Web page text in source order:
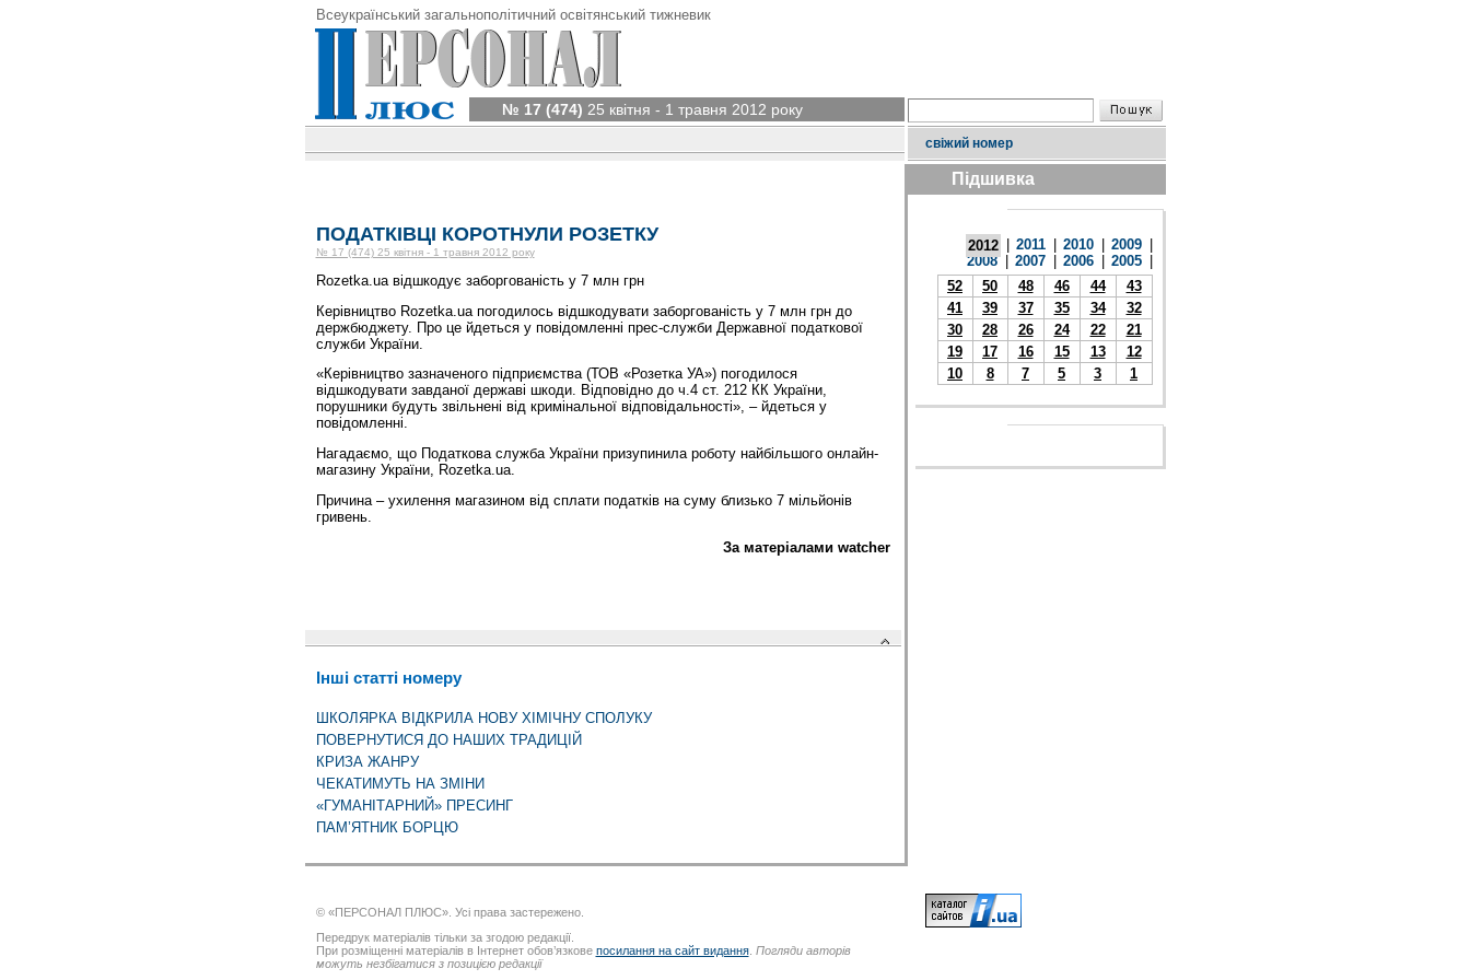
Всеукраїнський загальнополітичний освітянський тижневик
№ 17 (474) 25 квітня - 1 травня 2012 року
свіжий номер
ПОДАТКІВЦІ КОРОТНУЛИ РОЗЕТКУ
№ 17 (474) 25 квітня - 1 травня 2012 року
Rozetka.ua відшкодує заборгованість у 7 млн грн
Керівництво Rozetka.ua погодилось відшкодувати заборгованість у 7 млн грн до
держбюджету. Про це йдеться у повідомленні прес-служби Державної податкової
служби України.
«Керівництво зазначеного підприємства (ТОВ «Розетка УА») погодилося
відшкодувати завданої державі шкоди. Відповідно до ч.4 ст. 212 КК України,
порушники будуть звільнені від кримінальної відповідальності», – йдеться у
повідомленні.
Нагадаємо, що Податкова служба України призупинила роботу найбільшого онлайн-
магазину України, Rozetka.ua.
Причина – ухилення магазином від сплати податків на суму близько 7 мільйонів
гривень.
За матеріалами watcher
Інші статті номеру
ШКОЛЯРКА ВІДКРИЛА НОВУ ХІМІЧНУ СПОЛУКУ
ПОВЕРНУТИСЯ ДО НАШИХ ТРАДИЦІЙ
КРИЗА ЖАНРУ
ЧЕКАТИМУТЬ НА ЗМІНИ
«ГУМАНІТАРНИЙ» ПРЕСИНГ
ПАМ’ЯТНИК БОРЦЮ
Підшивка
2012 2011 2010 2009
2008 | 2007 2006 2005
52
50 48 46 44
43
41
39 37 35 34
32
30
28 26 24 22
21
19
17 16 15 13
12
10
8 7 5 3 1
© «ПЕРСОНАЛ ПЛЮС». Усі права застережено.
Передрук матеріалів тільки за згодою редакції.
При розміщенні матеріалів в Інтернет обов’язкове посилання на сайт видання. Погляди авторів
можуть незбігатися з позицією редакції